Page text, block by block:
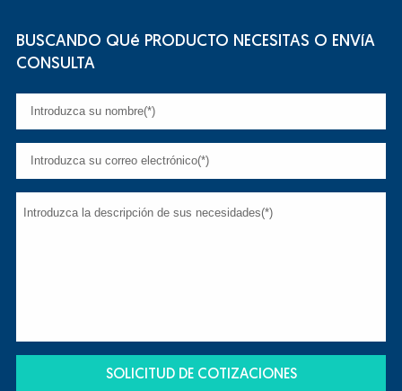
BUSCANDO QUé PRODUCTO NECESITAS O ENVíA
CONSULTA